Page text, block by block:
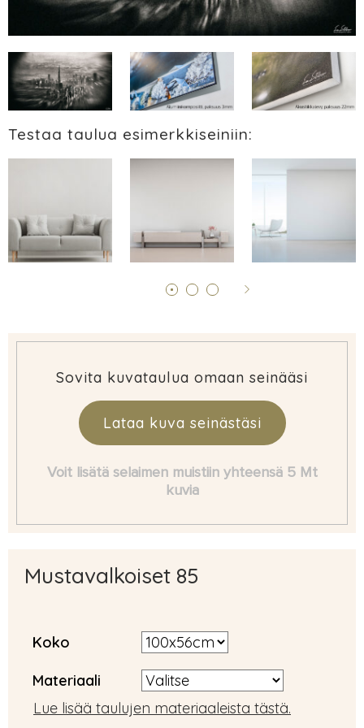
Testaa taulua esimerkkiseiniin:
Sovita kuvataulua omaan seinääsi
Lataa kuva seinästäsi
Voit lisätä selaimen muistiin yhteensä 5 Mt
kuvia
Mustavalkoiset 85
Koko
Materiaali
Lue lisää taulujen materiaaleista tästä.